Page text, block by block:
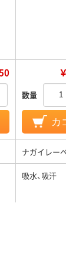
数量
カ
ナガイレー
吸水、吸汗